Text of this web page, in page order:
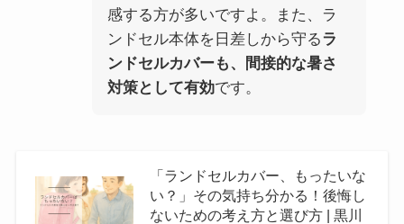
感する方が多いですよ。また、ラ
ンドセル本体を日差しから守るラ
ンドセルカバーも、間接的な暑さ
対策として有効です。
「ランドセルカバー、もったいな
い？」その気持ち分かる！後悔し
ないための考え方と選び方 | 黒川